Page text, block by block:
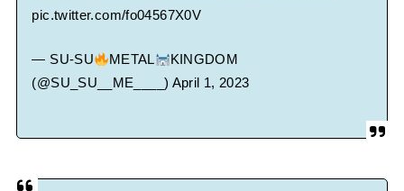
pic.twitter.com/fo04567X0V
— SU-SU METAL
KINGDOM
(@SU_SU__ME____) April 1, 2023